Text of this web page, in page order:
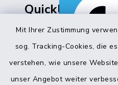
Mit Ihrer Zustimmung
sog. Tracking-Cookies, die
verstehen, wie unsere
unser Angebot weiter
Quicklinks
Bürgerbüro
Bürgerbüro